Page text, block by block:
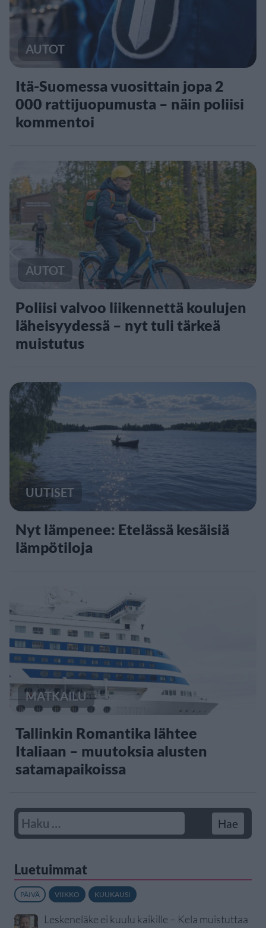
AUTOT
Itä-Suomessa vuosittain jopa 2
000 rattijuopumusta – näin poliisi
kommentoi
AUTOT
Poliisi valvoo liikennettä koulujen
läheisyydessä – nyt tuli tärkeä
muistutus
UUTISET
Nyt lämpenee: Etelässä kesäisiä
lämpötiloja
MATKAILU
Tallinkin Romantika lähtee
Italiaan – muutoksia alusten
satamapaikoissa
Luetuimmat
PÄIVÄ VIIKKO KUUKAUSI
Leskeneläke ei kuulu kaikille – Kela muistuttaa